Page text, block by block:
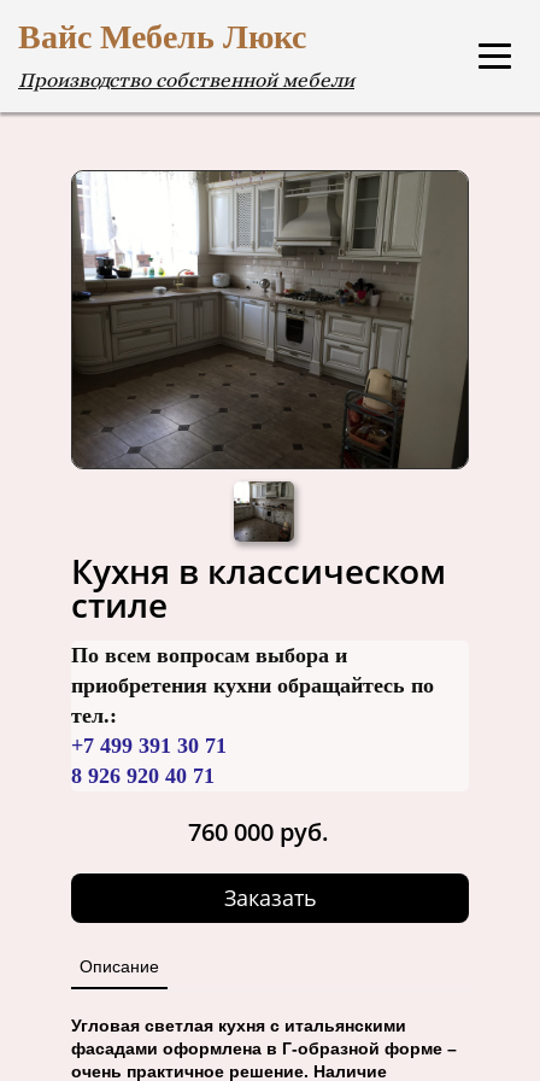
Вайс Мебель Люкс
Производство собственной мебели
Кухня в классическом
стиле
760 000 руб.
Заказать
По всем вопросам выбора и
приобретения кухни обращайтесь по
тел.:
+7 499 391 30 71
8 926 920 40 71
Описание
Угловая светлая кухня с итальянскими
фасадами оформлена в Г-образной форме –
очень практичное решение. Наличие